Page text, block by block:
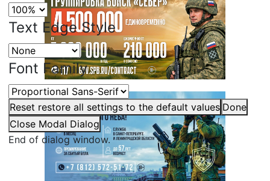
Text Edge Style
Font Family
Reset restore all settings to the default values Done
Close Modal Dialog
End of dialog window.